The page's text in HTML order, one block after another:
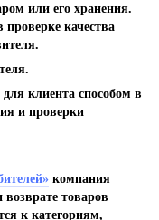
или его хранения.
проверке качества
клиента способом в
и проверки
компания
товаров
к категориям,